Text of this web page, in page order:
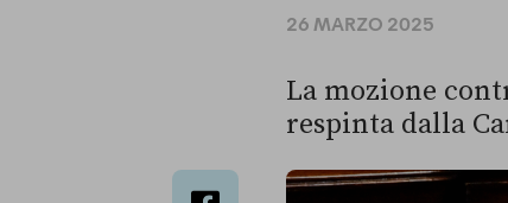
26 MARZO 2025
La mozione
respinta dalla